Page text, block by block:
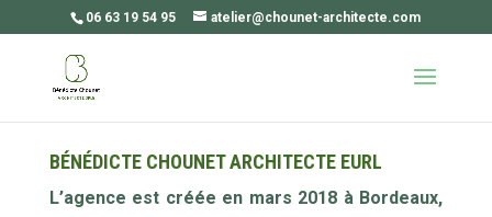
06 63 19 54 95 atelier@chounet-architecte.com
BÉNÉDICTE CHOUNET ARCHITECTE EURL
L’agence est créée en mars 2018 à Bordeaux,